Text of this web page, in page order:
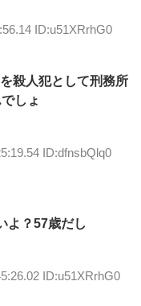
ID:u51XRrhG0
殺人犯として刑務所
しょ
ID:dfnsbQlq0
よ？57歳だし
ID:u51XRrhG0